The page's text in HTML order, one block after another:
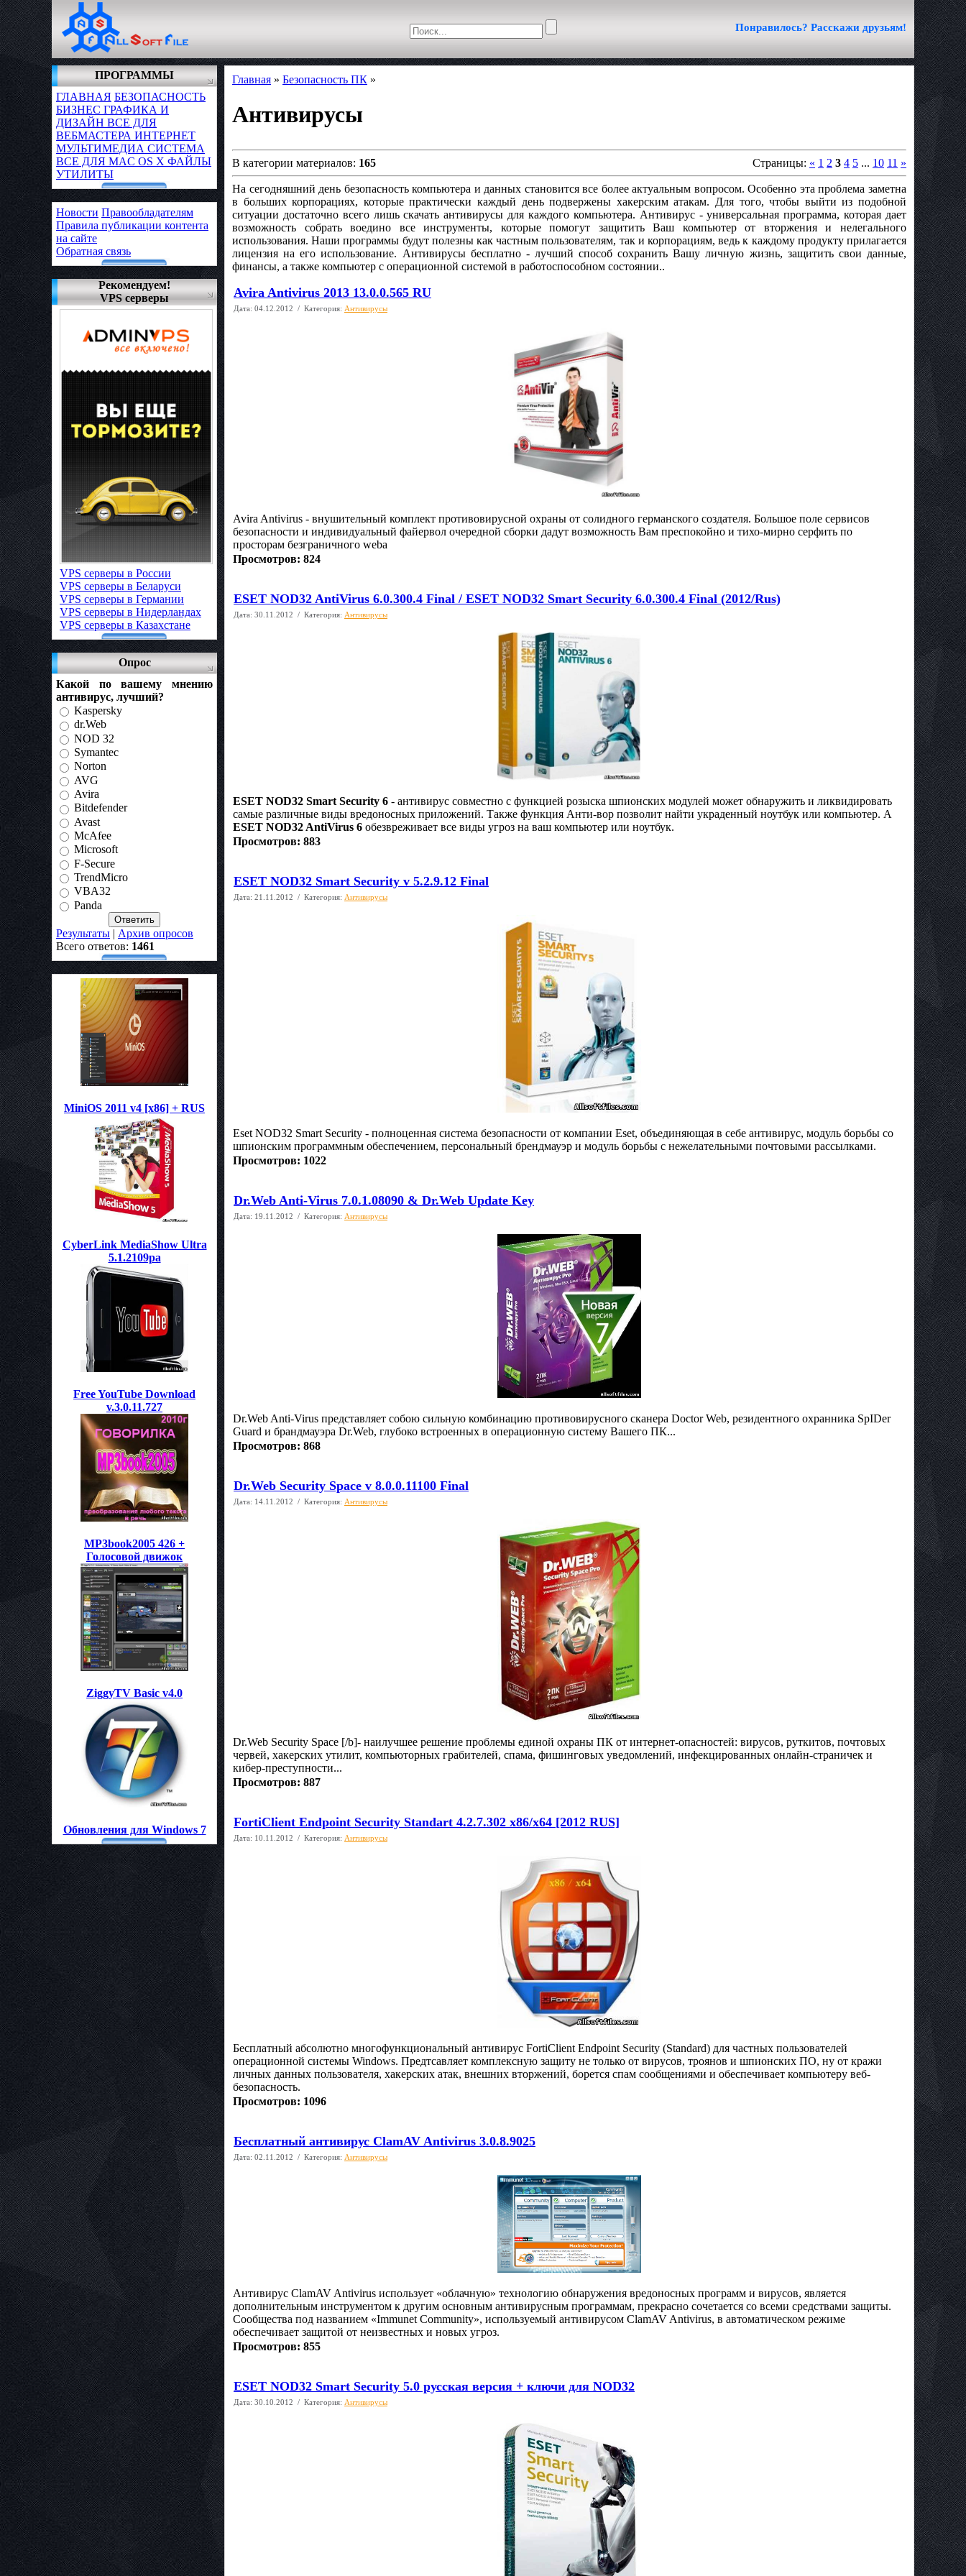
Понравилось? Расскажи друзьям!
ПРОГРАММЫ
ГЛАВНАЯ БЕЗОПАСНОСТЬ
БИЗНЕС ГРАФИКА И
ДИЗАЙН ВСЕ ДЛЯ
ВЕБМАСТЕРА ИНТЕРНЕТ
МУЛЬТИМЕДИА СИСТЕМА
ВСЕ ДЛЯ MAC OS X ФАЙЛЫ
УТИЛИТЫ
Новости Правообладателям
Правила публикации контента
на сайте
Обратная связь
Рекомендуем!
VPS серверы
VPS серверы в России
VPS серверы в Беларуси
VPS серверы в Германии
VPS серверы в Нидерландах
VPS серверы в Казахстане
Опрос
Какой по вашему мнению
антивирус, лучший?
Kaspersky
dr.Web
NOD 32
Symantec
Norton
AVG
Avira
Bitdefender
Avast
McAfee
Microsoft
F-Secure
TrendMicro
VBA32
Panda
Результаты | Архив опросов
Всего ответов: 1461
MiniOS 2011 v4 [x86] + RUS
CyberLink MediaShow Ultra
5.1.2109pa
Free YouTube Download
v.3.0.11.727
MP3book2005 426 +
Голосовой движок
ZiggyTV Basic v4.0
Обновления для Windows 7
Главная » Безопасность ПК »
Антивирусы
В категории материалов: 165 Страницы: « 1 2 3 4 5 ... 10 11 »
На сегодняшний день безопасность компьютера и данных становится все более актуальным вопросом. Особенно эта проблема заметна
в больших корпорациях, которые практически каждый день подвержены хакерским атакам. Для того, чтобы выйти из подобной
ситуации достаточно всего лишь скачать антивирусы для каждого компьютера. Антивирус - универсальная программа, которая дает
возможность собрать воедино все инструменты, которые помогут защитить Ваш компьютер от вторжения и нелегального
использования. Наши программы будут полезны как частным пользователям, так и корпорациям, ведь к каждому продукту прилагается
лицензия на его использование. Антивирусы бесплатно - лучший способ сохранить Вашу личную жизнь, защитить свои данные,
финансы, а также компьютер с операционной системой в работоспособном состоянии..
Avira Antivirus 2013 13.0.0.565 RU
Дата: 04.12.2012 / Категория: Антивирусы
Avira Antivirus - внушительный комплект противовирусной охраны от солидного германского создателя. Большое поле сервисов
безопасности и индивидуальный файервол очередной сборки дадут возможность Вам преспокойно и тихо-мирно серфить по
просторам безграничного webа
Просмотров: 824
ESET NOD32 AntiVirus 6.0.300.4 Final / ESET NOD32 Smart Security 6.0.300.4 Final (2012/Rus)
Дата: 30.11.2012 / Категория: Антивирусы
ESET NOD32 Smart Security 6 - антивирус совместно с функцией розыска шпионских модулей может обнаружить и ликвидировать
самые различные виды вредоносных приложений. Также функция Анти-вор позволит найти украденный ноутбук или компьютер. А
ESET NOD32 AntiVirus 6 обезвреживает все виды угроз на ваш компьютер или ноутбук.
Просмотров: 883
ESET NOD32 Smart Security v 5.2.9.12 Final
Дата: 21.11.2012 / Категория: Антивирусы
Eset NOD32 Smart Security - полноценная система безопасности от компании Eset, объединяющая в себе антивирус, модуль борьбы со
шпионским программным обеспечением, персональный брендмауэр и модуль борьбы с нежелательными почтовыми рассылками.
Просмотров: 1022
Dr.Web Anti-Virus 7.0.1.08090 & Dr.Web Update Key
Дата: 19.11.2012 / Категория: Антивирусы
Dr.Web Anti-Virus представляет собою сильную комбинацию противовирусного сканера Doctor Web, резидентного охранника SpIDer
Guard и брандмауэра Dr.Web, глубоко встроенных в операционную систему Вашего ПК...
Просмотров: 868
Dr.Web Security Space v 8.0.0.11100 Final
Дата: 14.11.2012 / Категория: Антивирусы
Dr.Web Security Space [/b]- наилучшее решение проблемы единой охраны ПК от интернет-опасностей: вирусов, руткитов, почтовых
червей, хакерских утилит, компьюторных грабителей, спама, фишинговых уведомлений, инфекцированных онлайн-страничек и
кибер-преступности...
Просмотров: 887
FortiClient Endpoint Security Standart 4.2.7.302 x86/x64 [2012 RUS]
Дата: 10.11.2012 / Категория: Антивирусы
Бесплатный абсолютно многофункциональный антивирус FortiClient Endpoint Security (Standard) для частных пользователей
операционной системы Windows. Предтсавляет комплексную защиту не только от вирусов, троянов и шпионских ПО, ну от кражи
личных данных пользователя, хакерских атак, внешних вторжений, борется спам сообщениями и обеспечивает компьютеру веб-
безопасность.
Просмотров: 1096
Бесплатный антивирус ClamAV Antivirus 3.0.8.9025
Дата: 02.11.2012 / Категория: Антивирусы
Антивирус ClamAV Antivirus использует «облачную» технологию обнаружения вредоносных программ и вирусов, является
дополнительным инструментом к другим основным антивирусным программам, прекрасно сочетается со всеми средствами защиты.
Сообщества под названием «Immunet Community», используемый антивирусом ClamAV Antivirus, в автоматическом режиме
обеспечивает защитой от неизвестных и новых угроз.
Просмотров: 855
ESET NOD32 Smart Security 5.0 русская версия + ключи для NOD32
Дата: 30.10.2012 / Категория: Антивирусы